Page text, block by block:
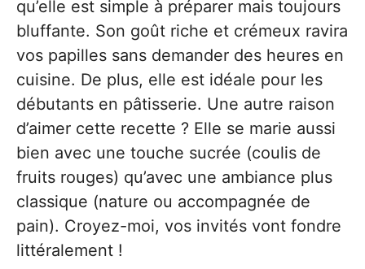
qu’elle est simple à préparer mais toujours
bluffante. Son goût riche et crémeux ravira
vos papilles sans demander des heures en
cuisine. De plus, elle est idéale pour les
débutants en pâtisserie. Une autre raison
d’aimer cette recette ? Elle se marie aussi
bien avec une touche sucrée (coulis de
fruits rouges) qu’avec une ambiance plus
classique (nature ou accompagnée de
pain). Croyez-moi, vos invités vont fondre
littéralement !